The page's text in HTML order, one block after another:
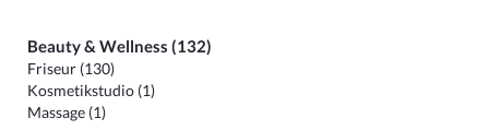
Beauty & Wellness (132)
Friseur (130)
Kosmetikstudio (1)
Massage (1)